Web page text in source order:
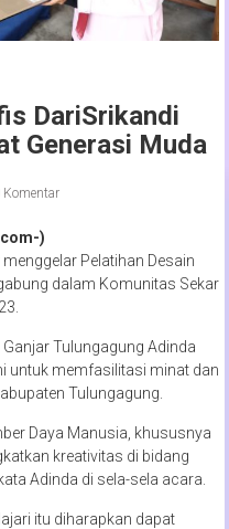
DariSrikandi
Generasi Muda
Komentar
)
Pelatihan Desain
dalam Komunitas Sekar
Tulungagung Adinda
untuk memfasilitasi minat dan
Tulungagung.
Daya Manusia, khususnya
kreativitas di bidang
Adinda di sela-sela acara.
itu diharapkan dapat